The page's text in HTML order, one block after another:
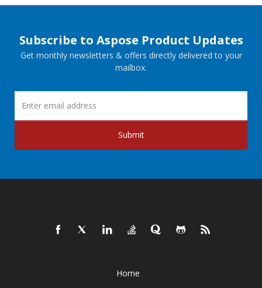
Subscribe to Aspose Product Updates
Get monthly newsletters & offers directly delivered to your
mailbox.
Submit
Home